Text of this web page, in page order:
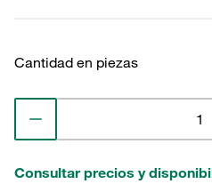
Cantidad en piezas
Consultar precios y